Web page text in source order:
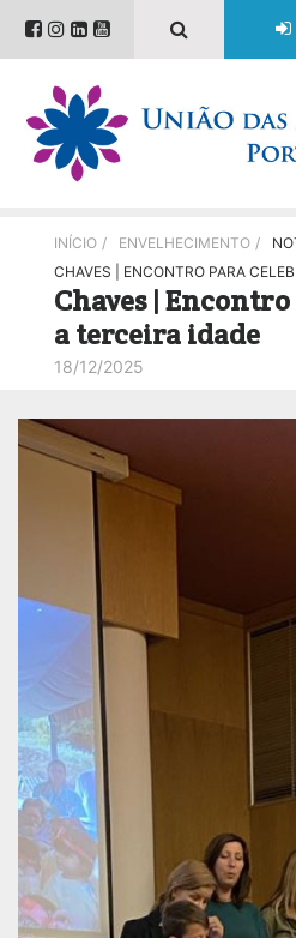
INÍCIO / ENVELHECIMENTO /
CHAVES | ENCONTRO PARA
Chaves |
a terceira idade
18/12/2025